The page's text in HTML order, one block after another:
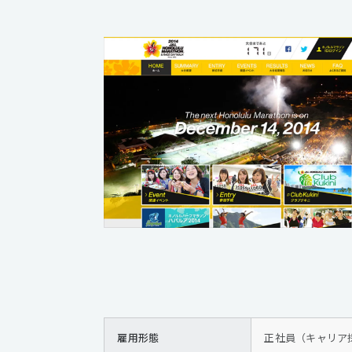
雇用形態 正社員（キャリア